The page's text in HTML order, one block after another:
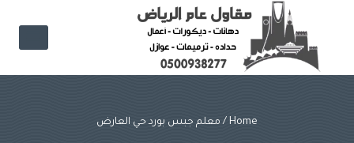
content
Home
/ معلم جبس بورد حي العارض